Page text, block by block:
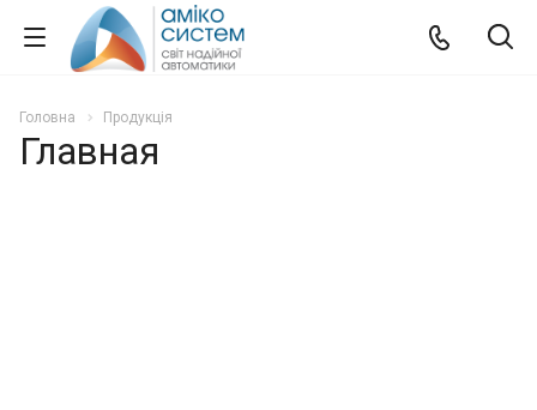
Головна Продукція
Главная